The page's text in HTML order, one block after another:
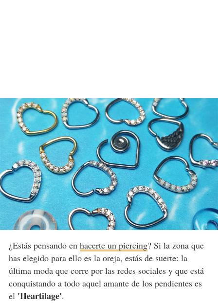
¿Estás pensando en hacerte un piercing? Si la zona que
has elegido para ello es la oreja, estás de suerte: la
última moda que corre por las redes sociales y que está
conquistando a todo aquel amante de los pendientes es
el'Heartilage'.